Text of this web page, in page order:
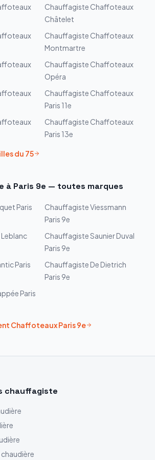
Chauffagiste Chaffoteaux
Châtelet
Chauffagiste Chaffoteaux
Montmartre
Chauffagiste Chaffoteaux
Opéra
Chauffagiste Chaffoteaux
Paris 11e
Chauffagiste Chaffoteaux
Paris 13e
du 75
à Paris 9e — toutes marques
Paris
ChauffagisteViessmann
Paris 9e
Leblanc
ChauffagisteSaunier Duval
Paris 9e
Paris
Chauffagiste De Dietrich
Paris 9e
Paris
ChaffoteauxParis 9e
chauffagiste